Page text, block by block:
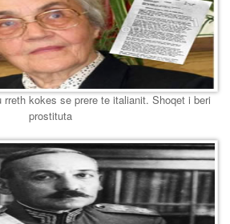
rreth kokes se prere te italianit. Shoqet i beri
prostituta